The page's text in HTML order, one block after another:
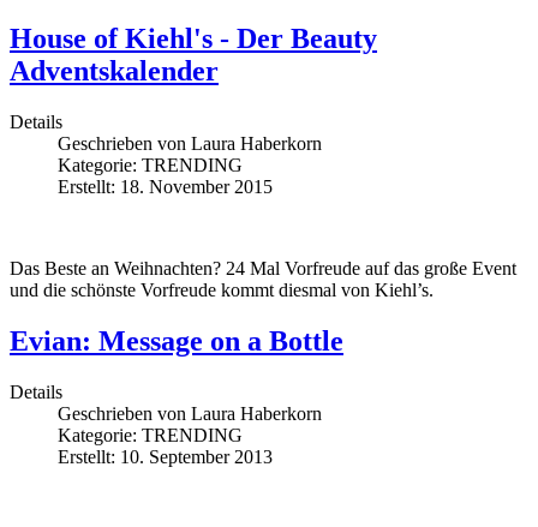
House of Kiehl's - Der Beauty
Adventskalender
Details
Geschrieben von Laura Haberkorn
Kategorie: TRENDING
Erstellt: 18. November 2015
Das Beste an Weihnachten? 24 Mal Vorfreude auf das große Event
und die schönste Vorfreude kommt diesmal von Kiehl’s.
Evian: Message on a Bottle
Details
Geschrieben von Laura Haberkorn
Kategorie: TRENDING
Erstellt: 10. September 2013